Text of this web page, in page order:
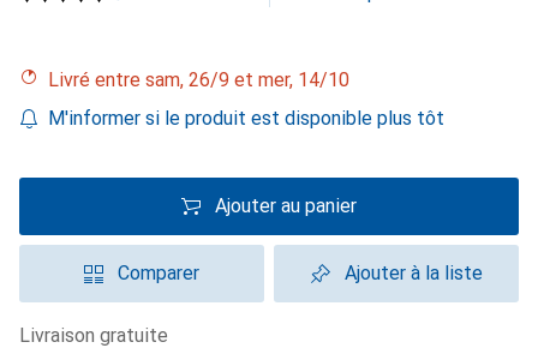
Livré entre sam, 26/9 et mer, 14/10
M'informer si le produit est disponible plus tôt
Ajouter au panier
Comparer Ajouter à la liste
livraison gratuite